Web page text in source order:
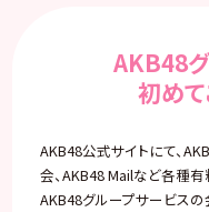
AKB48
初め
AKB48公式サイトにて、
会、AKB48 Mailなど各種
AKB48グループサービスの